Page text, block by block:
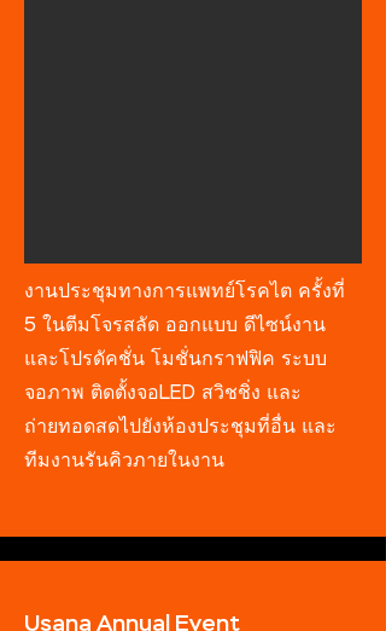
งานประชุมทางการแพทย์โรคไต ครั้งที่
5 ในตีมโจรสลัด ออกแบบ ดีไซน์งาน
และโปรดัคชั่น โมชั่นกราฟฟิค ระบบ
จอภาพ ติดตั้งจอLED สวิชชิ่ง และ
ถ่ายทอดสดไปยังห้องประชุมที่อื่น และ
ทีมงานรันคิวภายในงาน
Usana Annual Event